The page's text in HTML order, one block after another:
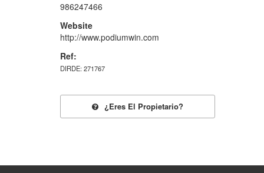
986247466
Website
http://www.podiumwin.com
Ref:
DIRDE: 271767
¿eres El Propietario?